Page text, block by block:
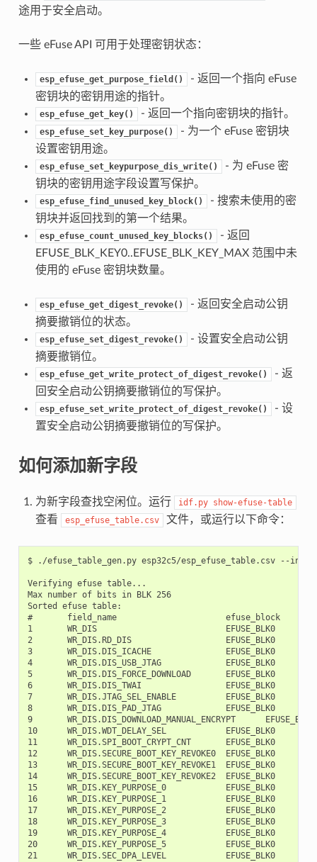
途用于安全启动。
一些 eFuse API 可用于处理密钥状态：
esp_efuse_get_purpose_field()
- 返回一个指向 eFuse
密钥块的密钥用途的指针。
esp_efuse_get_key() - 返回一个指向密钥块的指针。
esp_efuse_set_key_purpose()
- 为一个 eFuse 密钥块
设置密钥用途。
esp_efuse_set_keypurpose_dis_write()
- 为 eFuse 密
钥块的密钥用途字段设置写保护。
esp_efuse_find_unused_key_block()
- 搜索未使用的密
钥块并返回找到的第一个结果。
esp_efuse_count_unused_key_blocks()
- 返回
EFUSE_BLK_KEY0..EFUSE_BLK_KEY_MAX 范围中未
使用的 eFuse 密钥块数量。
esp_efuse_get_digest_revoke()
- 返回安全启动公钥
摘要撤销位的状态。
esp_efuse_set_digest_revoke()
- 设置安全启动公钥
摘要撤销位。
esp_efuse_get_write_protect_of_digest_revoke()
- 返
回安全启动公钥摘要撤销位的写保护。
esp_efuse_set_write_protect_of_digest_revoke()
- 设
置安全启动公钥摘要撤销位的写保护。
如何添加新字段
为新字段查找空闲位。运行 idf.py show-efuse-table
查看 esp_efuse_table.csv 文件，或运行以下命令：
$ ./efuse_table_gen.py esp32c5/esp_efuse_table.csv --info

Verifying efuse table...
Max number of bits in BLK 256
Sorted efuse table:
#       field_name                      efuse_block     bit_start       bit_count
1       WR_DIS                          EFUSE_BLK0         0               32
2       WR_DIS.RD_DIS                   EFUSE_BLK0         0               1
3       WR_DIS.DIS_ICACHE               EFUSE_BLK0         2               1
4       WR_DIS.DIS_USB_JTAG             EFUSE_BLK0         2               1
5       WR_DIS.DIS_FORCE_DOWNLOAD       EFUSE_BLK0         2               1
6       WR_DIS.DIS_TWAI                 EFUSE_BLK0         2               1
7       WR_DIS.JTAG_SEL_ENABLE          EFUSE_BLK0         2               1
8       WR_DIS.DIS_PAD_JTAG             EFUSE_BLK0         2               1
9       WR_DIS.DIS_DOWNLOAD_MANUAL_ENCRYPT      EFUSE_BLK0         2               1
10      WR_DIS.WDT_DELAY_SEL            EFUSE_BLK0         3               1
11      WR_DIS.SPI_BOOT_CRYPT_CNT       EFUSE_BLK0         4               1
12      WR_DIS.SECURE_BOOT_KEY_REVOKE0  EFUSE_BLK0         5               1
13      WR_DIS.SECURE_BOOT_KEY_REVOKE1  EFUSE_BLK0         6               1
14      WR_DIS.SECURE_BOOT_KEY_REVOKE2  EFUSE_BLK0         7               1
15      WR_DIS.KEY_PURPOSE_0            EFUSE_BLK0         8               1
16      WR_DIS.KEY_PURPOSE_1            EFUSE_BLK0         9               1
17      WR_DIS.KEY_PURPOSE_2            EFUSE_BLK0         10              1
18      WR_DIS.KEY_PURPOSE_3            EFUSE_BLK0         11              1
19      WR_DIS.KEY_PURPOSE_4            EFUSE_BLK0         12              1
20      WR_DIS.KEY_PURPOSE_5            EFUSE_BLK0         13              1
21      WR_DIS.SEC_DPA_LEVEL            EFUSE_BLK0         14              1
22      WR_DIS.SECURE_BOOT_EN           EFUSE_BLK0         15              1
23      WR_DIS.SECURE_BOOT_AGGRESSIVE_REVOKE    EFUSE_BLK0         16              1
24      WR_DIS.SPI_DOWNLOAD_MSPI_DIS    EFUSE_BLK0         17              1
25      WR_DIS.FLASH_TPUW               EFUSE_BLK0         18              1
26      WR_DIS.DIS_DOWNLOAD_MODE        EFUSE_BLK0         18              1
27      WR_DIS.DIS_DIRECT_BOOT          EFUSE_BLK0         18              1
28      WR_DIS.DIS_USB_SERIAL_JTAG_ROM_PRINT    EFUSE_BLK0         18              1
29      WR_DIS.DIS_USB_SERIAL_JTAG_DOWNLOAD_MODE        EFUSE_BLK0         18              1
30      WR_DIS.ENABLE_SECURITY_DOWNLOAD         EFUSE_BLK0         18              1
31      WR_DIS.UART_PRINT_CONTROL       EFUSE_BLK0         18              1
32      WR_DIS.FORCE_SEND_RESUME        EFUSE_BLK0         18              1
33      WR_DIS.SECURE_VERSION           EFUSE_BLK0         18              1
34      WR_DIS.SECURE_BOOT_DISABLE_FAST_WAKE    EFUSE_BLK0         19              1
35      WR_DIS.BLK1                     EFUSE_BLK0         20              1
36      WR_DIS.MAC                      EFUSE_BLK0         20              1
37      WR_DIS.MAC_EXT                  EFUSE_BLK0         20              1
38      WR_DIS.SYS_DATA_PART1           EFUSE_BLK0         21              1
39      WR_DIS.BLOCK_SYS_DATA1          EFUSE_BLK0         21              1
40      WR_DIS.BLOCK_USR_DATA           EFUSE_BLK0         22              1
41      WR_DIS.CUSTOM_MAC               EFUSE_BLK0         22              1
42      WR_DIS.BLOCK_KEY0               EFUSE_BLK0         23              1
43      WR_DIS.BLOCK_KEY1               EFUSE_BLK0         24              1
44      WR_DIS.BLOCK_KEY2               EFUSE_BLK0         25              1
45      WR_DIS.BLOCK_KEY3               EFUSE_BLK0         26              1
46      WR_DIS.BLOCK_KEY4               EFUSE_BLK0         27              1
47      WR_DIS.BLOCK_KEY5               EFUSE_BLK0         28              1
48      WR_DIS.BLOCK_SYS_DATA2          EFUSE_BLK0         29              1
49      WR_DIS.USB_EXCHG_PINS           EFUSE_BLK0         30              1
50      WR_DIS.VDD_SPI_AS_GPIO          EFUSE_BLK0         30              1
51      WR_DIS.SOFT_DIS_JTAG            EFUSE_BLK0         31              1
52      RD_DIS                          EFUSE_BLK0         32              7
53      RD_DIS.BLOCK_KEY0               EFUSE_BLK0         32              1
54      RD_DIS.BLOCK_KEY1               EFUSE_BLK0         33              1
55      RD_DIS.BLOCK_KEY2               EFUSE_BLK0         34              1
56      RD_DIS.BLOCK_KEY3               EFUSE_BLK0         35              1
57      RD_DIS.BLOCK_KEY4               EFUSE_BLK0         36              1
58      RD_DIS.BLOCK_KEY5               EFUSE_BLK0         37              1
59      RD_DIS.BLOCK_SYS_DATA2          EFUSE_BLK0         38              1
60      DIS_ICACHE                      EFUSE_BLK0         40              1
61      DIS_USB_JTAG                    EFUSE_BLK0         41              1
62      DIS_FORCE_DOWNLOAD              EFUSE_BLK0         44              1
63      SPI_DOWNLOAD_MSPI_DIS           EFUSE_BLK0         45              1
64      DIS_TWAI                        EFUSE_BLK0         46              1
65      JTAG_SEL_ENABLE                 EFUSE_BLK0         47              1
66      SOFT_DIS_JTAG                   EFUSE_BLK0         48              3
67      DIS_PAD_JTAG                    EFUSE_BLK0         51              1
68      DIS_DOWNLOAD_MANUAL_ENCRYPT     EFUSE_BLK0         52              1
69      USB_EXCHG_PINS                  EFUSE_BLK0         57              1
70      VDD_SPI_AS_GPIO                 EFUSE_BLK0         58              1
71      KM_DISABLE_DEPLOY_MODE          EFUSE_BLK0         64              4
72      KM_RND_SWITCH_CYCLE             EFUSE_BLK0         68              2
73      KM_DEPLOY_ONLY_ONCE             EFUSE_BLK0         70              4
74      FORCE_USE_KEY_MANAGER_KEY       EFUSE_BLK0         74              4
75      FORCE_DISABLE_SW_INIT_KEY       EFUSE_BLK0         78              1
76      WDT_DELAY_SEL                   EFUSE_BLK0         80              2
77      SPI_BOOT_CRYPT_CNT              EFUSE_BLK0         82              3
78      SECURE_BOOT_KEY_REVOKE0         EFUSE_BLK0         85              1
79      SECURE_BOOT_KEY_REVOKE1         EFUSE_BLK0         86              1
80      SECURE_BOOT_KEY_REVOKE2         EFUSE_BLK0         87              1
81      KEY_PURPOSE_0                   EFUSE_BLK0         88              4
82      KEY_PURPOSE_1                   EFUSE_BLK0         92              4
83      KEY_PURPOSE_2                   EFUSE_BLK0         96              4
84      KEY_PURPOSE_3                   EFUSE_BLK0        100              4
85      KEY_PURPOSE_4                   EFUSE_BLK0        104              4
86      KEY_PURPOSE_5                   EFUSE_BLK0        108              4
87      SEC_DPA_LEVEL                   EFUSE_BLK0        112              2
88      SECURE_BOOT_EN                  EFUSE_BLK0        116              1
89      SECURE_BOOT_AGGRESSIVE_REVOKE   EFUSE_BLK0        117              1
90      KM_XTS_KEY_LENGTH_256           EFUSE_BLK0        123              1
91      FLASH_TPUW                      EFUSE_BLK0        124              4
92      DIS_DOWNLOAD_MODE               EFUSE_BLK0        128              1
93      DIS_DIRECT_BOOT                 EFUSE_BLK0        129              1
94      DIS_USB_SERIAL_JTAG_ROM_PRINT   EFUSE_BLK0        130              1
95      LOCK_KM_KEY                     EFUSE_BLK0        131              1
96      DIS_USB_SERIAL_JTAG_DOWNLOAD_MODE       EFUSE_BLK0        132              1
97      ENABLE_SECURITY_DOWNLOAD        EFUSE_BLK0        133              1
98      UART_PRINT_CONTROL              EFUSE_BLK0        134              2
99      FORCE_SEND_RESUME               EFUSE_BLK0        136              1
100     SECURE_VERSION                  EFUSE_BLK0        137              16
101     SECURE_BOOT_DISABLE_FAST_WAKE   EFUSE_BLK0        153              1
102     HYS_EN_PAD                      EFUSE_BLK0        154              1
103     XTS_DPA_PSEUDO_LEVEL            EFUSE_BLK0        155              2
104     XTS_DPA_CLK_ENABLE              EFUSE_BLK0        157              1
105     HUK_GEN_STATE                   EFUSE_BLK0        160              9
106     XTAL_48M_SEL                    EFUSE_BLK0        169              3
107     XTAL_48M_SEL_MODE               EFUSE_BLK0        172              1
108     ECDSA_DISABLE_P192              EFUSE_BLK0        173              1
109     ECC_FORCE_CONST_TIME            EFUSE_BLK0        174              1
110     MAC                             EFUSE_BLK1         0               8
111     MAC                             EFUSE_BLK1         8               8
112     MAC                             EFUSE_BLK1         16              8
113     MAC                             EFUSE_BLK1         24              8
114     MAC                             EFUSE_BLK1         32              8
115     MAC                             EFUSE_BLK1         40              8
116     MAC_EXT                         EFUSE_BLK1         48              16
117     SYS_DATA_PART2                  EFUSE_BLK10        0              256
118     BLOCK_SYS_DATA1                 EFUSE_BLK2         0              256
119     USER_DATA                       EFUSE_BLK3         0              256
120     USER_DATA.MAC_CUSTOM            EFUSE_BLK3        200              48
121     KEY0                            EFUSE_BLK4         0              256
122     KEY1                            EFUSE_BLK5         0              256
123     KEY2                            EFUSE_BLK6         0              256
124     KEY3                            EFUSE_BLK7         0              256
125     KEY4                            EFUSE_BLK8         0              256
126     KEY5                            EFUSE_BLK9         0              256

Used